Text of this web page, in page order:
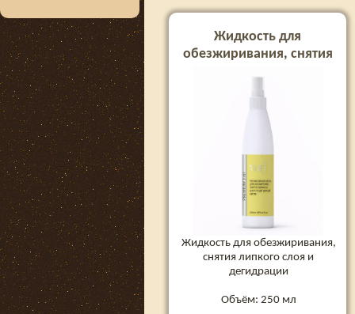
Жидкость для
обезжиривания, снятия
дегидрации TUFI profi
PREMIUM 3 in1 Prep and
Finish, 250 мл
Жидкость для обезжиривания,
снятия липкого слоя и
дегидрации
Объём: 250 мл